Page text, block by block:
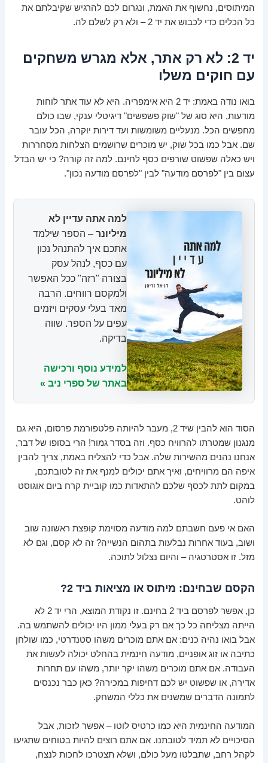
המיתוסים, נחשוף את האמת, ונגרום לכם להרגיש שקיבלתם את
כל הכלים כדי לכבוש את יד 2 – ולא רק לשלם לה.
יד 2: לא רק אתר, אלא מגרש משחקים
עם חוקים משלו
בואו נודה באמת: יד 2 היא אימפריה. היא לא עוד אתר לוחות
מודעות, היא סוג של "שוק פשפשים" דיגיטלי ענקי, שבו כולם
מחפשים הכל. מנעליים משומשות ועד דירות יוקרה, הכל עובר
שם. אבל כמו בכל שוק, יש מוכרים שרושמים הצלחות מסחררות
ויש כאלה שפשוט שורפים כסף לחינם. למה זה קורה? כי יש הבדל
עצום בין "לפרסם מודעה" לבין "לפרסם מודעה נכון".
למה אתה עדיין לא
מיליונר – הספר שילמד
אתכם איך להתנהל נכון
עם כסף, לנהל עסק
בצורה "רזה" ככל האפשר
ולמקסם רווחים. הרבה
מאד בעלי עסקים ויזמים
עפים על הספר. שווה
בדיקה.
למידע נוסף ורכישה
באתר של ספרי ניב »
הסוד הוא להבין שיד 2, מעבר להיותה פלטפורמת פרסום, היא גם
מנגנון שמטרתו להרוויח כסף. וזה בסדר גמור! הרי בסופו של דבר,
אנחנו נהנים מהשירות שלה. אבל כדי להצליח באמת, צריך להבין
איפה הם מרוויחים, ואיך אתם יכולים למנף את זה לטובתכם,
במקום לתת לכסף שלכם להתאדות כמו קוביית קרח ביום אוגוסט
לוהט.
האם אי פעם חשבתם למה מודעה מסוימת קופצת ראשונה שוב
ושוב, בעוד אחרות נבלעות בתהום הנשייה? זה לא קסם, וגם לא
מזל. זו אסטרטגיה – והיום נצלול לתוכה.
הקסם שבחינם: מיתוס או מציאות ביד 2?
כן, אפשר לפרסם ביד 2 בחינם. זו נקודת המוצא, הרי יד 2 לא
הייתה מצליחה כל כך אם רק בעלי ממון היו יכולים להשתמש בה.
אבל בואו נהיה כנים: אם אתם מוכרים משהו סטנדרטי, כמו שולחן
כתיבה או זוג אופניים, מודעה חינמית בהחלט יכולה לעשות את
העבודה. אם אתם מוכרים משהו יקר יותר, משהו עם תחרות
אדירה, או שפשוט יש לכם דחיפות במכירה? כאן כבר נכנסים
לתמונה הדברים שמשנים את כללי המשחק.
המודעה החינמית היא כמו כרטיס לוטו – אפשר לזכות, אבל
הסיכויים לא תמיד לטובתנו. אם אתם רוצים להיות בטוחים שתגיעו
לקהל רחב, שתבלטו מעל כולם, ושלא תצטרכו לחכות לנצח,